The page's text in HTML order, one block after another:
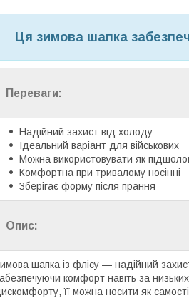
Ця зимова шапка
Переваги:
Надійний захист від холоду
Ідеальний варіант для військових
Можна використовувати як
Комфортна при тривалому носінні
Зберігає форму після прання
Опис:
шапка із флісу — надійний
комфорт навіть за
її можна носити як